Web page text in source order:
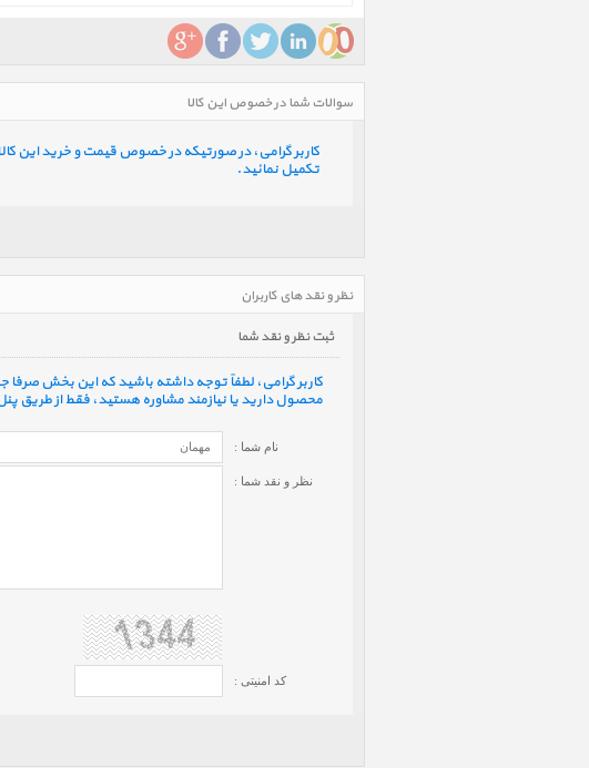
سوالات شما در خصوص این کالا
کاربر گرامی، در صورتیکه در خصوص قیمت و خرید این
تکمیل نمائید.
نظر و نقد های کاربران
ثبت نظر و نقد شما
کاربر گرامی، لطفاً توجه داشته باشید که این بخش
محصول دارید یا نیازمند مشاوره هستید، فقط از طریق
نام شما :
نظر و نقد شما :
کد امنیتی :